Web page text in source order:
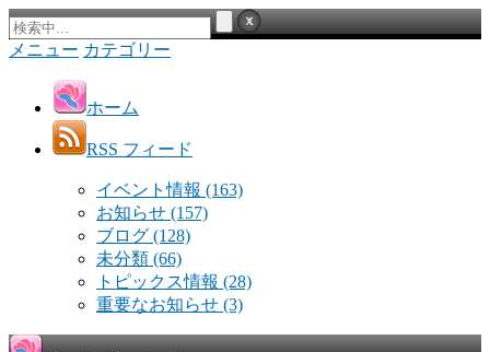
メニュー カテゴリー
ホーム
RSS フィード
イベント情報 (163)
お知らせ (157)
ブログ (128)
未分類 (66)
トピックス情報 (28)
重要なお知らせ (3)